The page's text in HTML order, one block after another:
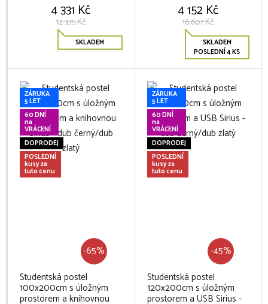
4 331 Kč
12 375 Kč
SKLADEM
4 152 Kč
16 607 Kč
SKLADEM
POSLEDNÍ 4 KS
ZÁRUKA
5 LET
60 DNÍ
na
VRÁCENÍ
DOPRODEJ
POSLEDNÍ
kusy za
tuto cenu
-65%
Studentská postel
100x200cm s úložným
prostorem a knihovnou
ZÁRUKA
5 LET
60 DNÍ
na
VRÁCENÍ
DOPRODEJ
POSLEDNÍ
kusy za
tuto cenu
-45%
Studentská postel
120x200cm s úložným
prostorem a USB Sirius -